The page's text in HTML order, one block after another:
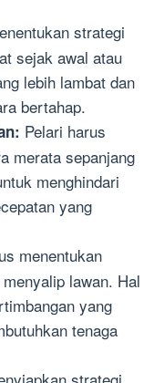
strategi
sejak awal atau
lebih lambat dan
bertahap.
Pelari harus
merata sepanjang
menghindari
yang
menentukan
lawan. Hal
yang
tenaga